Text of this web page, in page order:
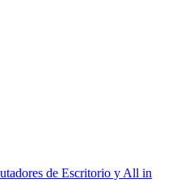
de Escritorio y All in